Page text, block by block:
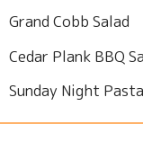
Grand Cobb
Cedar Plank BBQ
Sunday Night